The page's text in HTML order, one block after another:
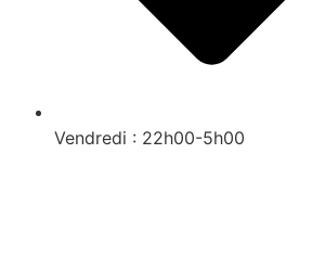
Vendredi : 22h00-5h00